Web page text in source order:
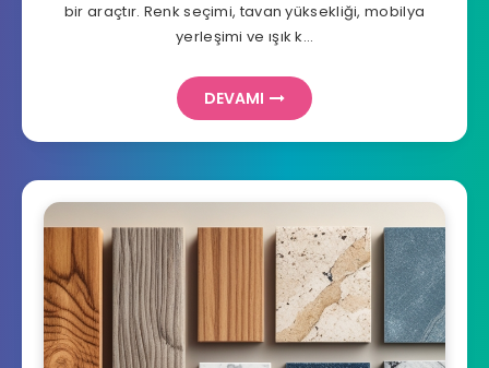
bir araçtır. Renk seçimi, tavan yüksekliği, mobilya
yerleşimi ve ışık k…
DEVAMI